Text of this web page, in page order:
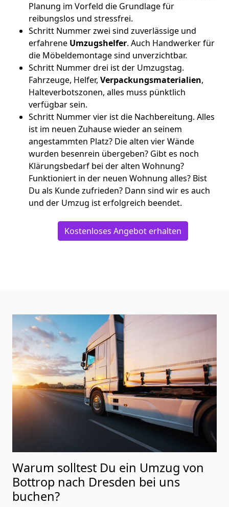
Planung im Vorfeld die Grundlage für
reibungslos und stressfrei.
Schritt Nummer zwei sind zuverlässige und
erfahrene Umzugshelfer. Auch Handwerker für
die Möbeldemontage sind unverzichtbar.
Schritt Nummer drei ist der Umzugstag.
Fahrzeuge, Helfer, Verpackungsmaterialien,
Halteverbotszonen, alles muss pünktlich
verfügbar sein.
Schritt Nummer vier ist die Nachbereitung. Alles
ist im neuen Zuhause wieder an seinem
angestammten Platz? Die alten vier Wände
wurden besenrein übergeben? Gibt es noch
Klärungsbedarf bei der alten Wohnung?
Funktioniert in der neuen Wohnung alles? Bist
Du als Kunde zufrieden? Dann sind wir es auch
und der Umzug ist erfolgreich beendet.
Kostenloses Angebot erhalten
Warum solltest Du ein Umzug von
Bottrop nach Dresden bei uns
buchen?